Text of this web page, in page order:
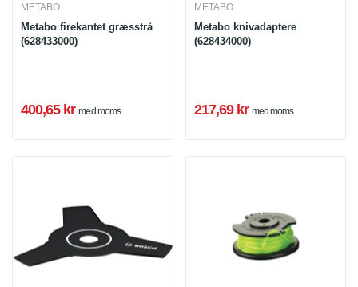
METABO
Metabo firekantet græsstrå
(628433000)
400,65 kr med moms
METABO
Metabo knivadaptere
(628434000)
217,69 kr med moms